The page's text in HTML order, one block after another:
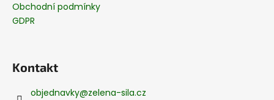
Obchodní podmínky
GDPR
Kontakt
objednavky@zelena-sila.cz